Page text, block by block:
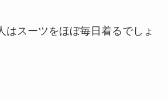
はスーツをほぼ毎日着るでしょ